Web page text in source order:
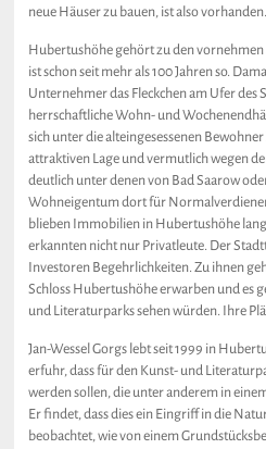
neue Häuser zu bauen, ist also vorhanden.
Hubertushöhe gehört zu den
ist schon seit mehr als 100 Jahren so.
Unternehmer das Fleckchen am Ufer
herrschaftliche Wohn- und
sich unter die alteingesessenen
attraktiven Lage und vermutlich wegen
deutlich unter denen von Bad Saarow
Wohneigentum dort für
blieben Immobilien in Hubertushöhe
erkannten nicht nur Privatleute. Der
Investoren Begehrlichkeiten. Zu ihnen
Schloss Hubertushöhe erwarben und es
und Literaturparks sehen würden. Ihre
Jan-Wessel Gorgs lebt seit 1999 in
erfuhr, dass für den Kunst- und
werden sollen, die unter anderem in
Er findet, dass dies ein Eingriff in die
beobachtet, wie von einem